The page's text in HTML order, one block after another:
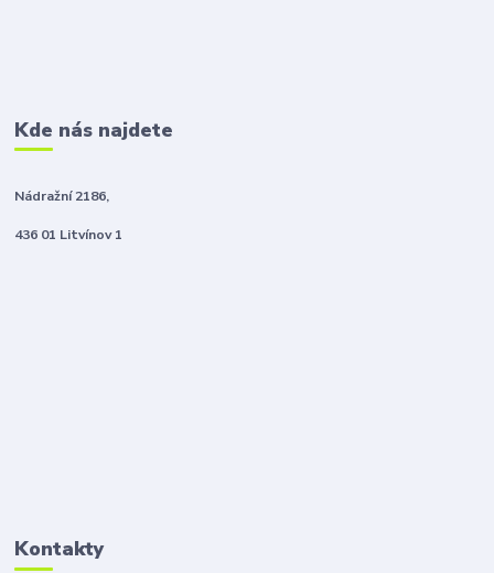
Kde nás najdete
Nádražní 2186,
436 01 Litvínov 1
Kontakty